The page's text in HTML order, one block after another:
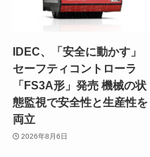
IDEC、「安全に動かす」
セーフティコントローラ
「FS3A形」発売 機械の状
態監視で安全性と生産性を
両立
2026年8月6日